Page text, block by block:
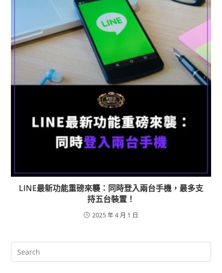
LINE最新功能重磅來襲：同時登入兩台手機，最多支
持五台裝置！
2025 年 4 月 1 日